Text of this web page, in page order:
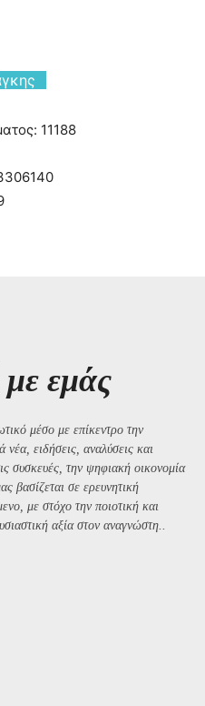
11188
με εμάς
μέσο με επίκεντρο την
νέα, ειδήσεις, αναλύσεις και
συσκευές, την ψηφιακή οικονομία
βασίζεται σε ερευνητική
με στόχο την ποιοτική και
αξία στον αναγνώστη..